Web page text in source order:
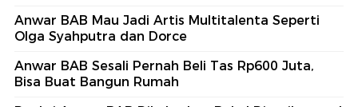
Anwar BAB Mau Jadi Artis Multitalenta Seperti
Olga Syahputra dan Dorce
Anwar BAB Sesali Pernah Beli Tas Rp600 Juta,
Bisa Buat Bangun Rumah